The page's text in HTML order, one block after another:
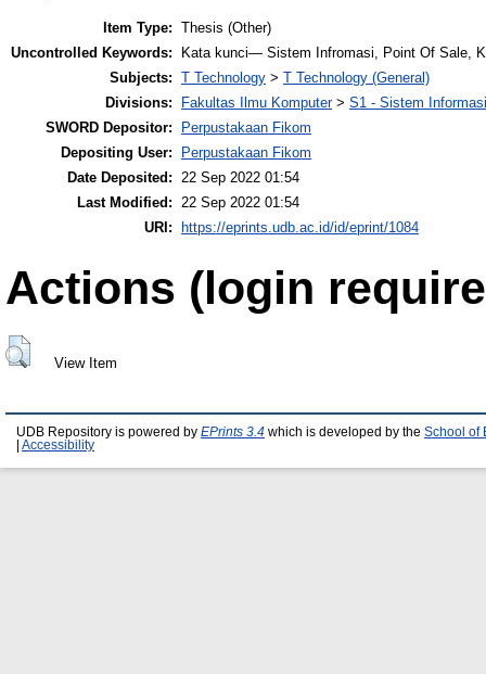
Item Type: Thesis (Other)
Uncontrolled Keywords:
Kata kunci— Sistem Infromasi, Point Of Sale,
Subjects: T Technology > T Technology (General)
Divisions:
Fakultas Ilmu Komputer> S1 - Sistem Informasi
SWORD Depositor:
Perpustakaan Fikom
Depositing User:
Perpustakaan Fikom
Date Deposited:
22 Sep 2022 01:54
Last Modified:
22 Sep 2022 01:54
URI:
https://eprints.udb.ac.id/id/eprint/1084
Actions (login
View Item
UDB Repository is powered by EPrints 3.4 which is developed by the School of
Accessibility